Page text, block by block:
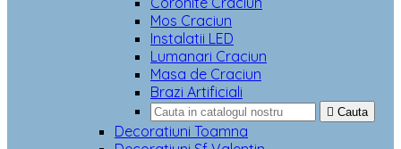
Mos Craciun
Instalatii LED
Lumanari Craciun
Masa de Craciun
Brazi Artificiali
 Cauta
Decoratiuni Toamna